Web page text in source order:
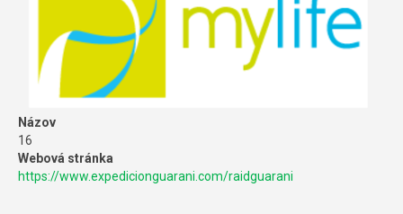
Názov
16
Webová stránka
https://www.expedicionguarani.com/raidguarani